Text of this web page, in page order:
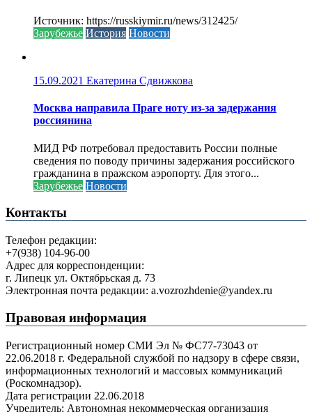
Источник: https://russkiymir.ru/news/312425/
Зарубежье История Новости
15.09.2021 Екатерина Сдвижкова
Москва направила Праге ноту из-за задержания
россиянина
МИД РФ потребовал предоставить России полные
сведения по поводу причины задержания российского
гражданина в пражском аэропорту. Для этого...
Зарубежье Новости
Контакты
Телефон редакции:
+7(938) 104-96-00
Адрес для корреспонденции:
г. Липецк ул. Октябрьская д. 73
Электронная почта редакции: a.vozrozhdenie@yandex.ru
Правовая информация
Регистрационный номер СМИ Эл № ФС77-73043 от
22.06.2018 г. Федеральной службой по надзору в сфере связи,
информационных технологий и массовых коммуникаций
(Роскомнадзор).
Дата регистрации 22.06.2018
Учредитель: Автономная некоммерческая организация